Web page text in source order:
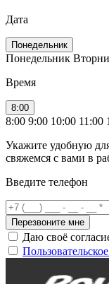
Дата
Понедельник
Понедельник
Время
8:00
8:00 9:00 10:00 11:00
Укажите удобную
свяжемся с вами в
Введите телефон
Перезвоните мне
Даю своё